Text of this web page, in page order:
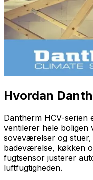
Hvordan
Dantherm HCV-
ventilerer hele boligen
soveværelser og
badeværelse, køkken
fugtsensor justerer
luftfugtigheden.